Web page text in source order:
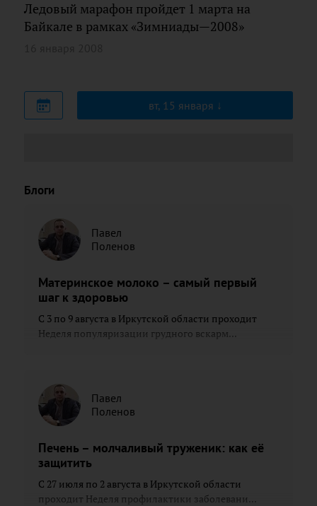
Ледовый марафон пройдет 1 марта на
Байкале в рамках «Зимниады—2008»
вт, 15 января
Блоги
Павел
Поленов
Материнское молоко – самый первый
шаг к здоровью
С 3 по 9 августа в Иркутской области проходит
Неделя популяризации грудного вскарм...
Павел
Поленов
Печень – молчаливый труженик: как её
защитить
С 27 июля по 2 августа в Иркутской области
проходит Неделя профилактики заболевани...